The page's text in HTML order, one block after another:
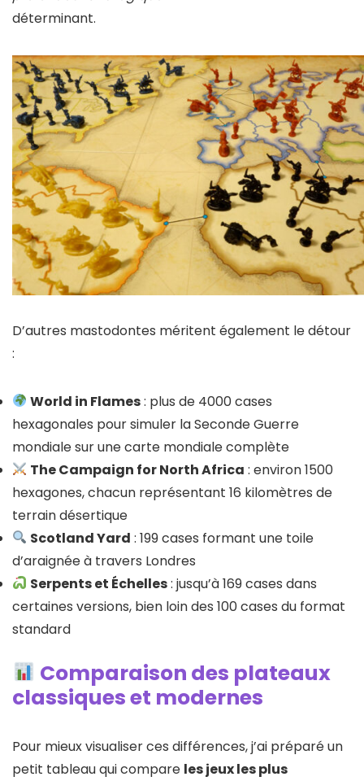
déterminant.
D’autres mastodontes méritent également le détour
:
World in Flames: plus de 4000 cases
hexagonales pour simuler la Seconde Guerre
mondiale sur une carte mondiale complète
The Campaign for North Africa : environ 1500
hexagones, chacun représentant 16 kilomètres de
terrain désertique
Scotland Yard : 199 cases formant une toile
d’araignée à travers Londres
Serpents et Échelles: jusqu’à 169 cases dans
certaines versions, bien loin des 100 cases du format
standard
Comparaison des plateaux
classiques et modernes
Pour mieux visualiser ces différences, j’ai préparé un
petit tableau qui compare les jeux les plus